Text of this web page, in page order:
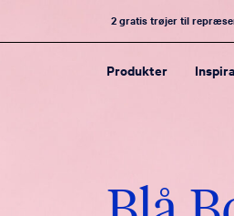
2 gratis trøjer til
Produkter